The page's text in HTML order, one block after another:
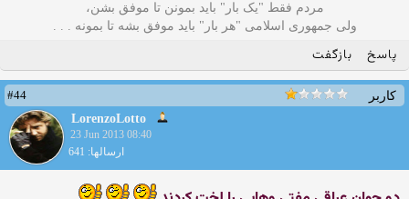
مردم فقط "یک بار" بايد بمونن تا موفق بشن،
ولى جمهوری اسلامی "هر بار" باید موفق بشه تا بمونه . . .
پاسخ بازگفت
کاربر
#44
LorenzoLotto
23 Jun 2013 08:40
ارسالها: 641